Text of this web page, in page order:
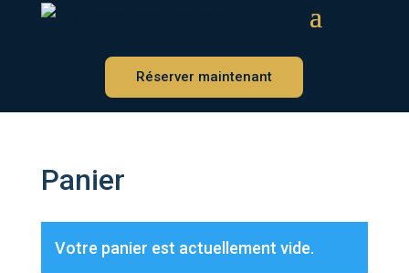
Réserver maintenant
Panier
Votre panier est actuellement vide.